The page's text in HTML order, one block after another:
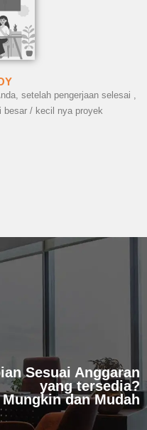
setelah pengerjaan selesai ,
besar / kecil nya proyek
Sesuai Anggaran
yang tersedia?
dan Mudah